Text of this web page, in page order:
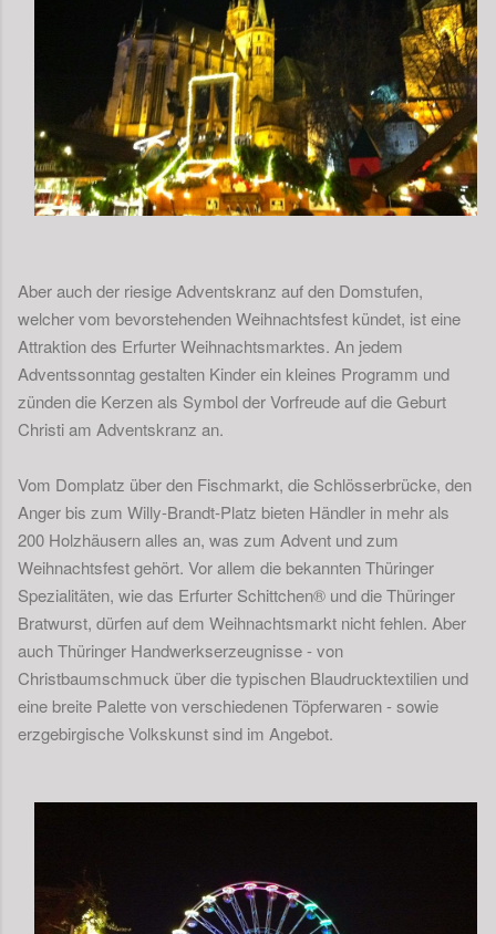
Aber auch der riesige Adventskranz auf den Domstufen,
welcher vom bevorstehenden Weihnachtsfest kündet, ist eine
Attraktion des Erfurter Weihnachtsmarktes. An jedem
Adventssonntag gestalten Kinder ein kleines Programm und
zünden die Kerzen als Symbol der Vorfreude auf die Geburt
Christi am Adventskranz an.
Vom Domplatz über den Fischmarkt, die Schlösserbrücke, den
Anger bis zum Willy-Brandt-Platz bieten Händler in mehr als
200 Holzhäusern alles an, was zum Advent und zum
Weihnachtsfest gehört. Vor allem die bekannten Thüringer
Spezialitäten, wie das Erfurter Schittchen® und die Thüringer
Bratwurst, dürfen auf dem Weihnachtsmarkt nicht fehlen. Aber
auch Thüringer Handwerkserzeugnisse - von
Christbaumschmuck über die typischen Blaudrucktextilien und
eine breite Palette von verschiedenen Töpferwaren - sowie
erzgebirgische Volkskunst sind im Angebot.